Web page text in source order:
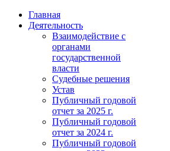
Главная
Деятельность
Взаимодействие с
органами
государственной
власти
Судебные решения
Устав
Публичный годовой
отчет за 2025 г.
Публичный годовой
отчет за 2024 г.
Публичный годовой